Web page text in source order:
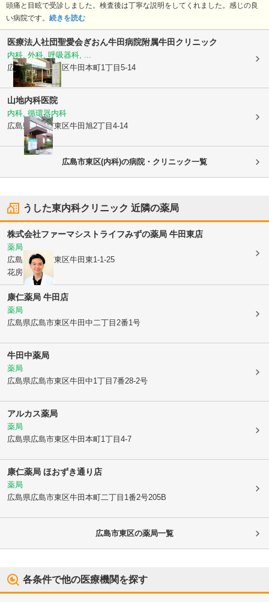
頭痛と目眩で受診しました。検査後は丁寧な説明をしてくれました。感じの良
い病院です。 続きを読む
医療法人社団聖愛会ぎおん牛田病院附属牛田クリニック
内科, 外科, 呼吸器科, ...
広島県広島市東区牛田本町1丁目5-14
山地内科医院
内科, 循環器内科
広島県広島市東区牛田旭2丁目4-14
広島市東区(内科)の病院・クリニック一覧
うした東内科クリニック 近隣の薬局
株式会社ファーマシストライフみずの薬局 牛田東店
薬局
広島県広島市東区牛田東1-1-25
花房ビル1F
康仁薬局 牛田店
薬局
広島県広島市東区牛田中二丁目2番1号
牛田中薬局
薬局
広島県広島市東区牛田中1丁目7番28-2号
アルカス薬局
薬局
広島県広島市東区牛田本町1丁目4-7
康仁薬局 ほおずき通り店
薬局
広島県広島市東区牛田本町二丁目1番2号205B
広島市東区の薬局一覧
各条件で他の医療機関を探す